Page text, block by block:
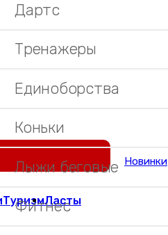
Дартс
Тренажеры
Единоборства
Коньки
Лыжи беговые
Фитнес
Новинки
ТуризмЛасты